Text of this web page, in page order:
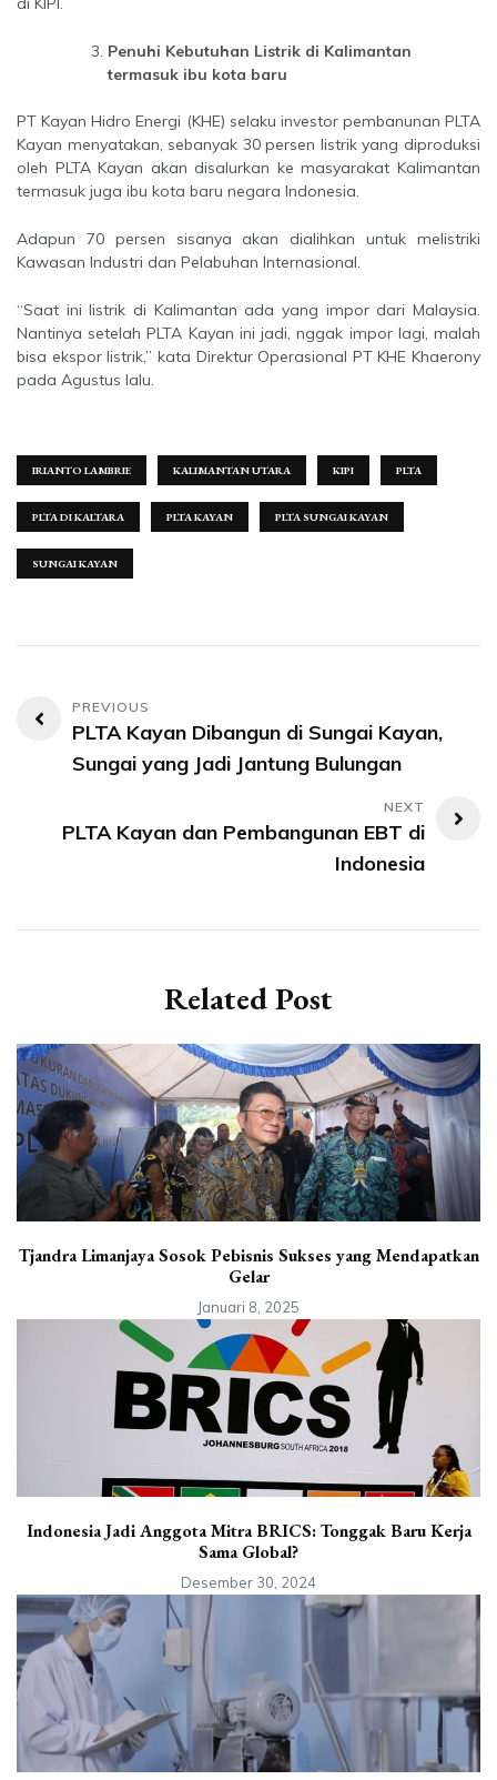
Penuhi Kebutuhan Listrik di Kalimantan
termasuk ibu kota baru
PT Kayan Hidro Energi (KHE) selaku investor pembanunan PLTA
Kayan menyatakan, sebanyak 30 persen listrik yang diproduksi
oleh PLTA Kayan akan disalurkan ke masyarakat Kalimantan
termasuk juga ibu kota baru negara Indonesia.
Adapun 70 persen sisanya akan dialihkan untuk melistriki
Kawasan Industri dan Pelabuhan Internasional.
“Saat ini listrik di Kalimantan ada yang impor dari Malaysia.
Nantinya setelah PLTA Kayan ini jadi, nggak impor lagi, malah
bisa ekspor listrik,” kata Direktur Operasional PT KHE Khaerony
pada Agustus lalu.
IRIANTO LAMBRIE KALIMANTAN UTARA KIPI PLTA
PLTA DI KALTARA PLTA KAYAN PLTA SUNGAI KAYAN
SUNGAI KAYAN
Navigasi
PLTA Kayan Dibangun di Sungai Kayan,
Sungai yang Jadi Jantung Bulungan
PLTA Kayan dan Pembangunan EBT di
Indonesia
Related Post
Tjandra Limanjaya Sosok Pebisnis Sukses yang Mendapatkan
Gelar
Januari 8, 2025
Indonesia Jadi Anggota Mitra BRICS: Tonggak Baru Kerja
Sama Global?
Desember 30, 2024